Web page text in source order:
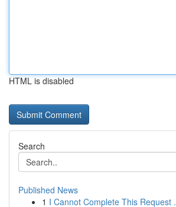
HTML is disabled
Search
Published News
1 I Cannot Complete This Request .